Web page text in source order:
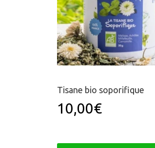
Tisane bio soporifique
Prix
régulier
10,00€